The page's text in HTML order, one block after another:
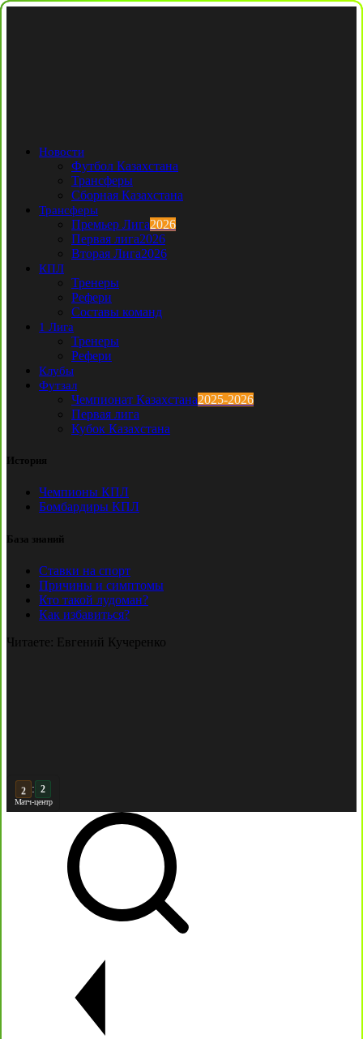
Новости
Футбол Казахстана
Трансферы
Сборная Казахстана
Трансферы
Премьер Лига2026
Первая лига2026
Вторая Лига2026
КПЛ
Тренеры
Рефери
Составы команд
1 Лига
Тренеры
Рефери
Клубы
Футзал
Чемпионат Казахстана2025-2026
Первая лига
Кубок Казахстана
История
Чемпионы КПЛ
Бомбардиры КПЛ
База знаний
Ставки на спорт
Причины и симптомы
Кто такой лудоман?
Как избавиться?
Читаете: Евгений Кучеренко
: 2
Матч-центр